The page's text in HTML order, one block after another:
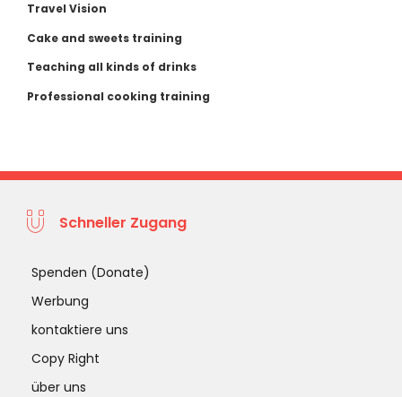
Travel Vision
Cake and sweets training
Teaching all kinds of drinks
Professional cooking training
Schneller Zugang
Spenden (Donate)
Werbung
kontaktiere uns
Copy Right
über uns